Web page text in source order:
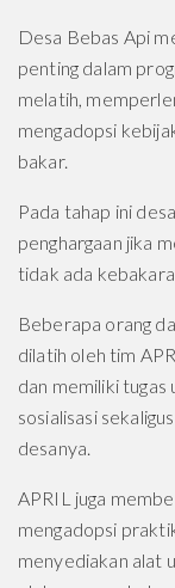
Desa Bebas Api
penting dalam
melatih,
mengadopsi
bakar.
Pada tahap ini
penghargaan jika
tidak ada
Beberapa orang
dilatih oleh tim
dan memiliki
sosialisasi
desanya.
APRIL juga
mengadopsi
menyediakan alat